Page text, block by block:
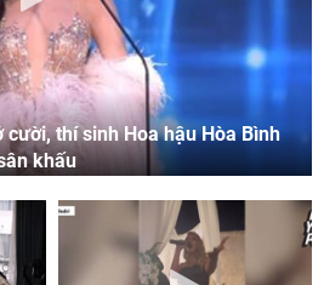
thí sinh Hoa hậu Hòa Bình
khấu